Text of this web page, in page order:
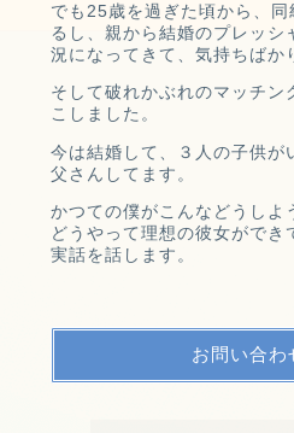
でも25歳を過ぎた頃から、
同
るし、 親から結婚のプレッシ
況になってきて、 気持ちばか
そして破れかぶれのマッチン
こしました。
今は結婚して、３人の子供が
父さんしてます。
かつての僕がこんなどうしよ
どうやって理想の彼女ができ
実話を話します。
お問い合わ